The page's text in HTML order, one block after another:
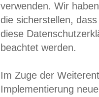
verwenden. Wir
die sicherstellen,
diese
beachtet werden.
Im Zuge der
Implementierung